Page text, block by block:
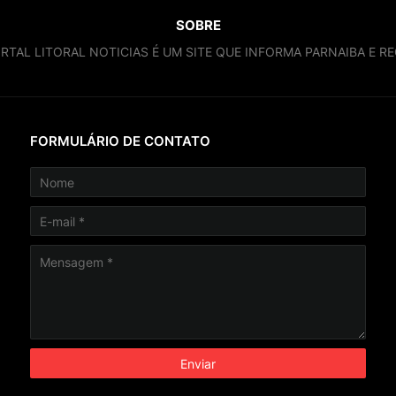
SOBRE
LITORAL NOTICIAS É UM SITE QUE INFORMA PARNAIBA E
FORMULÁRIO DE CONTATO